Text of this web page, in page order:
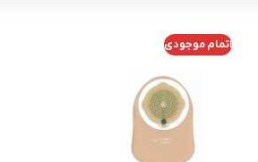
گن لیپوماتیک شکم و پهلو و پشت
گن لیپوماتیک بازو ( براکیوپلاستی )
اتمام موجودی